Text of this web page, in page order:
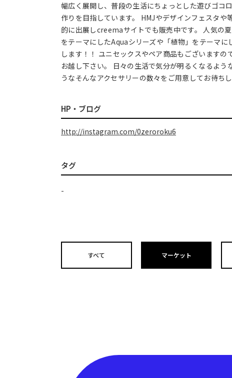
幅広く展開し、普段の生活にちょっとした遊びゴコ
作りを目指しています。 HMJやデザインフェスタや
的に出展しcreemaサイトでも販売中です。 人気の夏
をテーマにしたAquaシリーズや「植物」をテーマに
します！！ ユニセックスやペア商品もございますの
お越し下さい。 日々の生活で気分が明るくなるよう
うなそんなアクセサリーの数々をご用意してお待ちし
HP・ブログ
http://instagram.com/0zeroroku6
タグ
-
すべて マーケット